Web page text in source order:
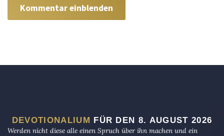
Kommentar einblenden
DEVOTIONALIUM FÜR DEN 8. AUGUST 2026
Werden nicht diese alle einen Spruch über ihn machen und ein